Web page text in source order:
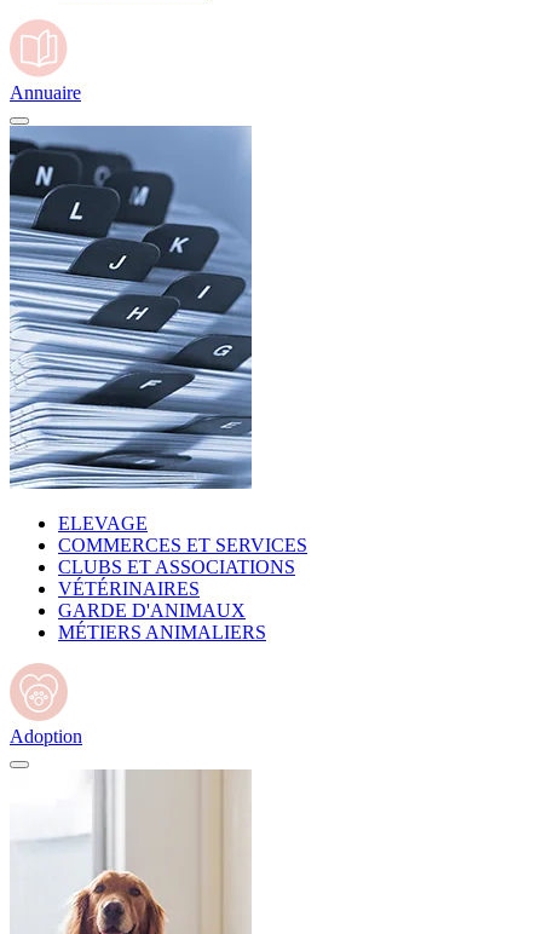
Annuaire
ELEVAGE
COMMERCES ET SERVICES
CLUBS ET ASSOCIATIONS
VÉTÉRINAIRES
GARDE D'ANIMAUX
MÉTIERS ANIMALIERS
Adoption